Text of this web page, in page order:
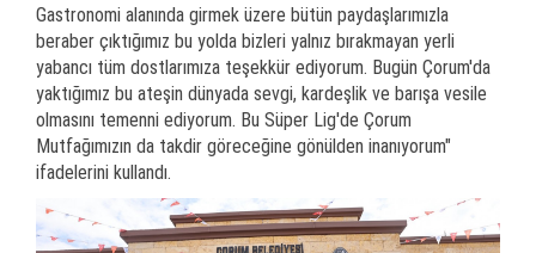
Gastronomi alanında girmek üzere bütün paydaşlarımızla
beraber çıktığımız bu yolda bizleri yalnız bırakmayan yerli
yabancı tüm dostlarımıza teşekkür ediyorum. Bugün Çorum'da
yaktığımız bu ateşin dünyada sevgi, kardeşlik ve barışa vesile
olmasını temenni ediyorum. Bu Süper Lig'de Çorum
Mutfağımızın da takdir göreceğine gönülden inanıyorum"
ifadelerini kullandı.